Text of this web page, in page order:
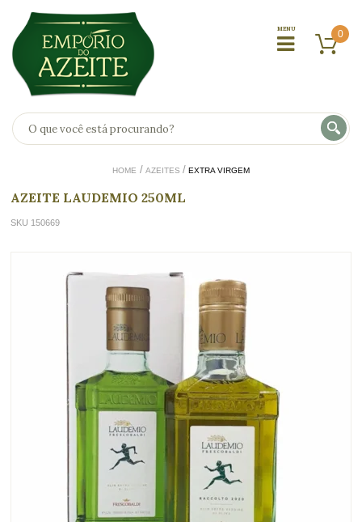
0
HOME AZEITES EXTRA VIRGEM
AZEITE LAUDEMIO 250ML
SKU 150669